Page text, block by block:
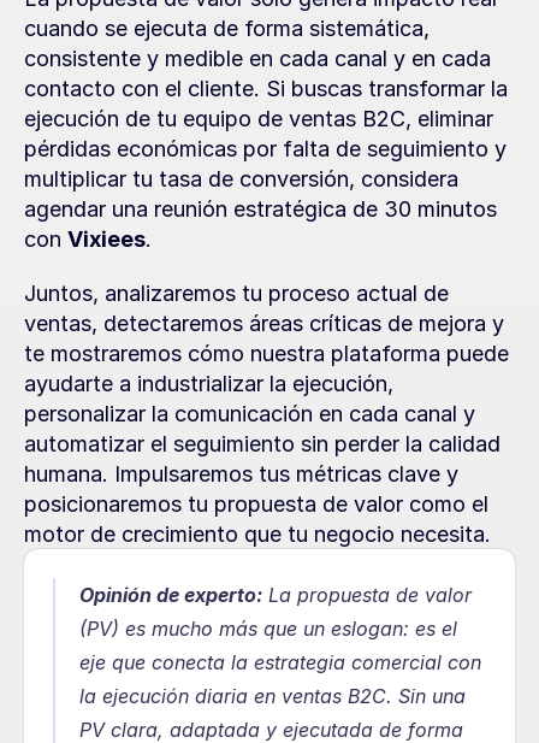
cuando se ejecuta de forma sistemática,
consistente y medible en cada canal y en cada
contacto con el cliente. Si buscas transformar la
ejecución de tu equipo de ventas B2C, eliminar
pérdidas económicas por falta de seguimiento y
multiplicar tu tasa de conversión, considera
agendar una reunión estratégica de 30 minutos
con Vixiees.
Juntos, analizaremos tu proceso actual de
ventas, detectaremos áreas críticas de mejora y
te mostraremos cómo nuestra plataforma puede
ayudarte a industrializar la ejecución,
personalizar la comunicación en cada canal y
automatizar el seguimiento sin perder la calidad
humana. Impulsaremos tus métricas clave y
posicionaremos tu propuesta de valor como el
motor de crecimiento que tu negocio necesita.
Opinión de experto: La propuesta de valor
(PV) es mucho más que un eslogan: es el
eje que conecta la estrategia comercial con
la ejecución diaria en ventas B2C. Sin una
PV clara, adaptada y ejecutada de forma